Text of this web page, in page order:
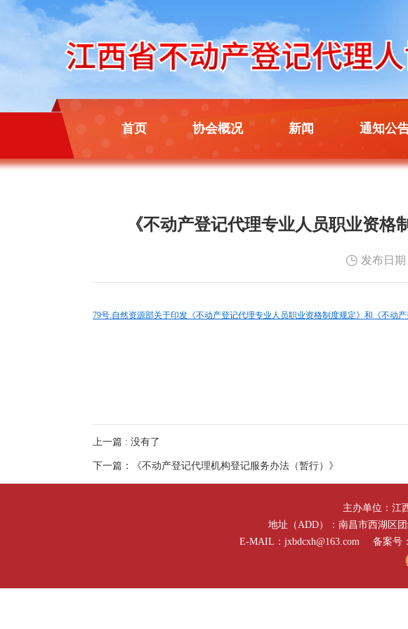
首页 协会概况 新闻 通知公
《不动产登记代理专业人员职业资格
发布日期
79号.自然资源部关于印发《不动产登记代理专业人员职业资格制度规定》和《不动
上一篇 : 没有了
下一篇：《不动产登记代理机构登记服务办法（暂行）》
主办单位：江
地址（ADD）：南昌市西湖区
E-MAIL：jxbdcxh@163.com
备案号